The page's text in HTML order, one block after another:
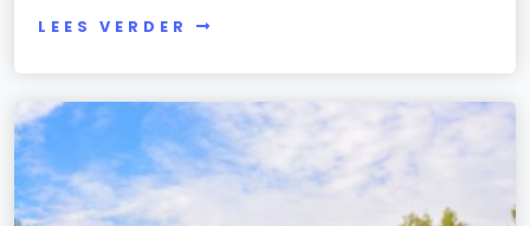
LEES VERDER